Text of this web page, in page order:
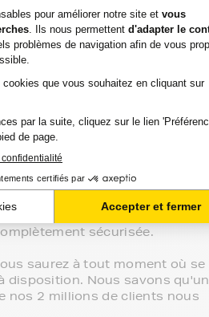
sans marque sont ceux
epson hx en magasin,
produit avec votre
ou sur l'installation de vos
ou directement par
sécurisée.
saurez à tout moment où se
disposition. Nous savons qu'un
nos 2 millions de clients nous